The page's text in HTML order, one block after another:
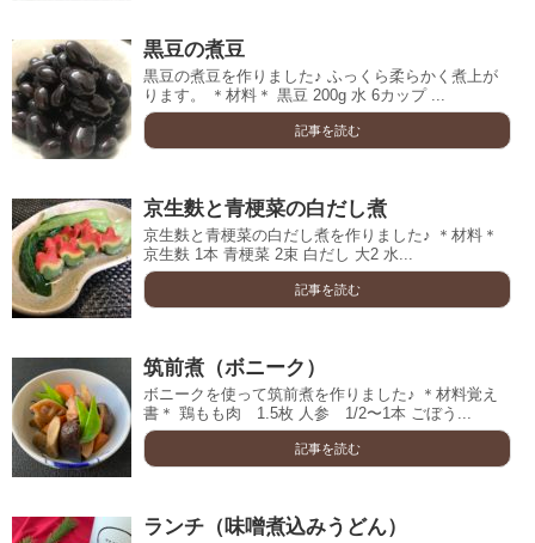
黒豆の煮豆
黒豆の煮豆を作りました♪ ふっくら柔らかく煮上が
ります。 ＊材料＊ 黒豆 200g 水 6カップ ...
記事を読む
京生麩と青梗菜の白だし煮
京生麩と青梗菜の白だし煮を作りました♪ ＊材料＊
京生麩 1本 青梗菜 2束 白だし 大2 水...
記事を読む
筑前煮（ボニーク）
ボニークを使って筑前煮を作りました♪ ＊材料覚え
書＊ 鶏もも肉 1.5枚 人参 1/2〜1本 ごぼう...
記事を読む
ランチ（味噌煮込みうどん）